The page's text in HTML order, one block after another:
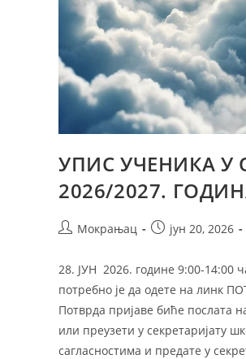
УПИС УЧЕНИКА
2026/2027.
Мокрањац јун 20, 2026
28. ЈУН 2026. године 9:00-14:00
потребно је да одете на
Потврда пријаве биће послата
или преузети у секретаријату
сагласностима и предате у